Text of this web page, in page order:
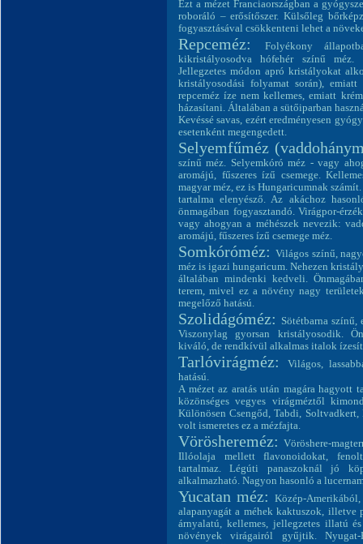
Ezt a mézet Franciaországban a
roboráló – erősítőszer. Külsőleg
fogyasztásával csökkenteni lehet a
Repceméz:
Folyékony
kikristályosodva hófehér színű
Jellegzetes módon apró kristályokat
kristályosodási folyamat során),
repceméz íze nem kellemes, emiatt
házasítani. Általában a sütőiparban
Kevéssé savas, ezért eredményesen
esetenként megengedett.
Selyemfűméz
színű méz. Selyemkóró méz - vagy
aromájú, fűszeres ízű csemege.
magyar méz, ez is Hungaricumnak
tartalma elenyésző. Az akáchoz
önmagában fogyasztandó. Virágpor-
vagy ahogyan a méhészek nevezik:
aromájú, fűszeres ízű csemege méz.
Somkóróméz: Világos színű,
méz is igazi hungaricum. Nehezen
általában mindenki kedveli.
terem, mivel ez a növény nagy
megelőző hatású.
Szolidágóméz:
Sötétbarna
Viszonylag gyorsan kristályosodik.
kiváló, de rendkívül alkalmas italok
Tarlóvirágméz:
Világos,
hatású.
A mézet az aratás után magára hagyott
közönséges vegyes virágméztől
Különösen Csengőd, Tabdi,
volt ismeretes ez a mézfajta.
Vöröshereméz: Vöröshere-
Illóolaja mellett flavonoidokat, fenolt,
tartalmaz. Légúti panaszoknál jó
alkalmazható. Nagyon hasonló a
Yucatan méz:
Közép-
alapanyagát a méhek kaktuszok, illetve
árnyalatú, kellemes, jellegzetes illatú
növények virágairól gyűjtik. Nyugat-